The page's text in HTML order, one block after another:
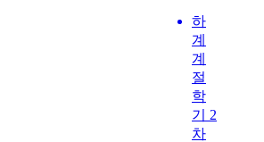
하
계
계
절
학
기 2
차